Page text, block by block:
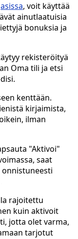
, voit käyttää
ainutlaatuisia
bonuksia ja
rekisteröityä
Oma tili ja etsi
kenttään.
kirjaimista,
ilman
"Aktivoi"
saat
rajoitettu
kuin aktivoit
jotta olet varma,
tarjotut